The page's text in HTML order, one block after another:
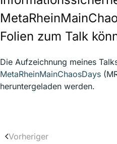
Folien zum Talk
Die Aufzeichnung meines
MetaRheinMainChaosDays
heruntergeladen werden.
Vorheriger